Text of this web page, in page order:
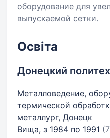
оборудование для
выпускаемой сетки.
Освіта
Донецкий
Металловедение,
термической
металлург, Донецк
Вища, з 1984 по 1991